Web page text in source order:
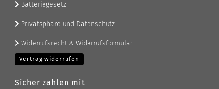
Batteriegesetz
Privatsphäre und Datenschutz
Widerrufsrecht & Widerrufsformular
Vertrag widerrufen
Sicher zahlen mit